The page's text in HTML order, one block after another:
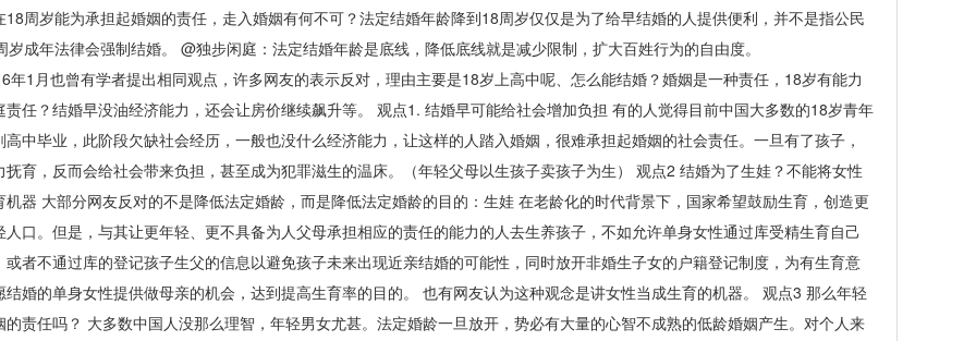
18周岁能为承担起婚姻的责任，走入婚姻有何不可？法定结婚年龄降到18周岁仅仅是为了给早结婚的人提供便利，并不是指公民
岁成年法律会强制结婚。 @独步闲庭：法定结婚年龄是底线，降低底线就是减少限制，扩大百姓行为的自由度。
月也曾有学者提出相同观点，许多网友的表示反对，理由主要是18岁上高中呢、怎么能结婚？婚姻是一种责任，18岁有能力
责任？结婚早没油经济能力，还会让房价继续飙升等。 观点1. 结婚早可能给社会增加负担 有的人觉得目前中国大多数的18岁青年
高中毕业，此阶段欠缺社会经历，一般也没什么经济能力，让这样的人踏入婚姻，很难承担起婚姻的社会责任。一旦有了孩子，
抚育，反而会给社会带来负担，甚至成为犯罪滋生的温床。（年轻父母以生孩子卖孩子为生） 观点2 结婚为了生娃？不能将女性
机器 大部分网友反对的不是降低法定婚龄，而是降低法定婚龄的目的：生娃 在老龄化的时代背景下，国家希望鼓励生育，创造更
人口。但是，与其让更年轻、更不具备为人父母承担相应的责任的能力的人去生养孩子，不如允许单身女性通过库受精生育自己
或者不通过库的登记孩子生父的信息以避免孩子未来出现近亲结婚的可能性，同时放开非婚生子女的户籍登记制度，为有生育意
结婚的单身女性提供做母亲的机会，达到提高生育率的目的。 也有网友认为这种观念是讲女性当成生育的机器。 观点3 那么年轻
的责任吗？ 大多数中国人没那么理智，年轻男女尤甚。法定婚龄一旦放开，势必有大量的心智不成熟的低龄婚姻产生。对个人来